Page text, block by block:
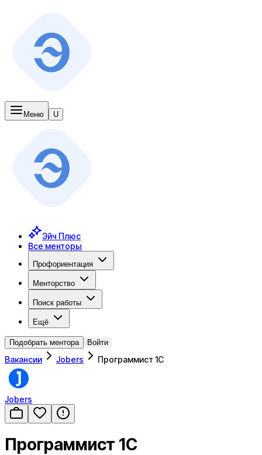
Меню U
Эйч Плюс
Все менторы
Профориентация
Менторство
Поиск работы
Ещё
Подобрать ментора Войти
Вакансии Jobers Программист 1С
Jobers
Программист 1С